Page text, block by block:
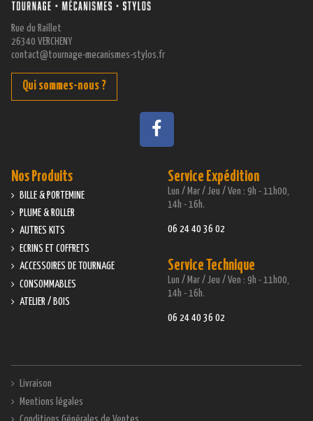
Rue du Raillet
26340 VERCHENY
contact@tournage-mecanismes-stylos.fr
Qui sommes-nous ?
Service Expédition
Lun / Mar / Jeu / Ven : 9h - 11h00,
14h - 16h.
06 24 40 36 02
Service Technique
Lun / Mar / Jeu / Ven : 9h - 11h00,
14h - 16h.
06 24 40 36 02
Nos Produits
BILLE & PORTEMINE
PLUME & ROLLER
AUTRES KITS
ECRINS ET COFFRETS
ACCESSOIRES DE TOURNAGE
CONSOMMABLES
ATELIER / BOIS
Livraison
Mentions légales